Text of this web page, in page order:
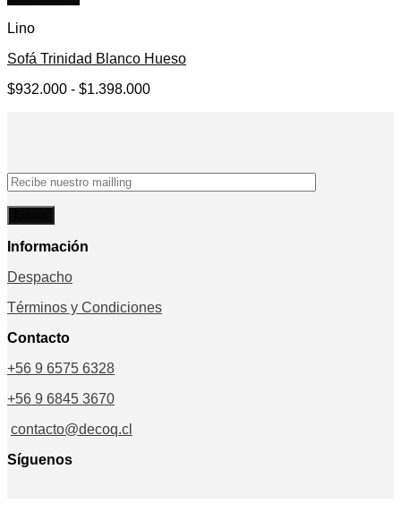
Lino
Sofá Trinidad Blanco Hueso
$932.000 - $1.398.000Rango
Información
Despacho
Términos y Condiciones
Contacto
+56 9 6575 6328
+56 9 6845 3670
contacto@decoq.cl
Síguenos